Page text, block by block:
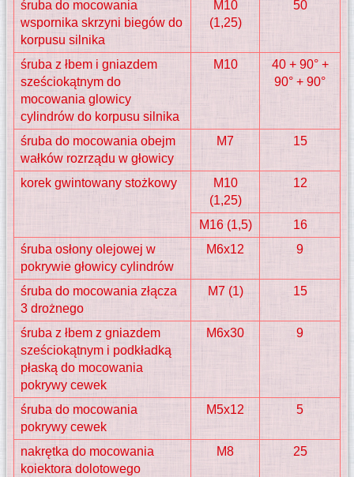
śruba do mocowania
wspornika skrzyni biegów do
korpusu silnika
M10
(1,25)
50
śruba z łbem i gniazdem
sześciokątnym do
mocowania glowicy
cylindrów do korpusu silnika
M10
40 + 90° +
90° + 90°
śruba do mocowania obejm
wałków rozrządu w głowicy
M7 15
korek gwintowany stożkowy
M10
(1,25)
12
M16 (1,5)
16
śruba osłony olejowej w
pokrywie głowicy cylindrów
M6x12 9
śruba do mocowania złącza
3 drożnego
M7 (1) 15
śruba z łbem z gniazdem
sześciokątnym i podkładką
płaską do mocowania
pokrywy cewek
M6x30 9
śruba do mocowania
pokrywy cewek
M5x12 5
nakrętka do mocowania
koiektora dolotowego
M8 25